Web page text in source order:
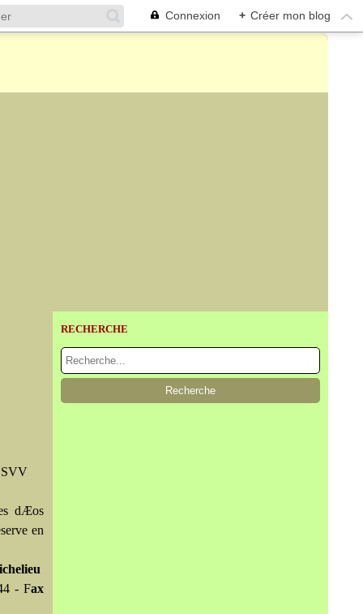
Connexion + Créer mon blog
dÆos
en
- Fax
RECHERCHE